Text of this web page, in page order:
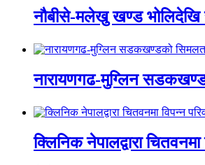
नौबीसे-मलेखु खण्ड भोलिदेखि
नारायणगढ-मुग्लिन
क्लिनिक नेपालद्वारा